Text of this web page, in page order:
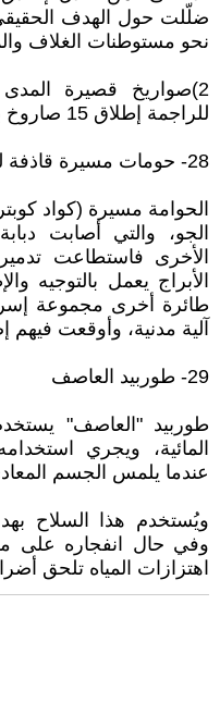
ضلّلت حول الهدف الحقيقي
نحو مستوطنات الغلاف
للراجمة إطلاق 15 صاروخ بشكل متتال وبمدة قصيرة.
28- حومات مسيرة قاذفة للقنابل
الحوامة مسيرة (كواد
الجو، والتي أصابت
الأخرى فاستطاعت
الأبراج يعمل بالتوجيه
آلية مدنية، وأوقعت فيهم
29- طوربيد العاصف
طوربيد "العاصف"
المائية، ويجري
عندما يلمس الجسم
ويُستخدم هذا السلاح
وفي حال انفجاره على
اهتزازات المياه تلحق